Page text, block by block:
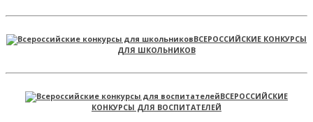
ВСЕРОССИЙСКИЕ КОНКУРСЫ
ДЛЯ ШКОЛЬНИКОВ
ВСЕРОССИЙСКИЕ
КОНКУРСЫ ДЛЯ ВОСПИТАТЕЛЕЙ